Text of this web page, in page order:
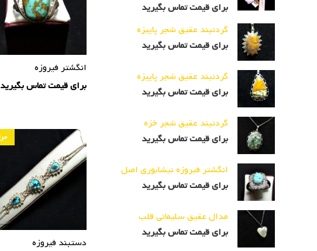
برای قیمت تماس بگیرید
گردنبند عقیق شجر پاییزه
برای قیمت تماس بگیرید
گردنبند عقیق شجر پاییزه
برای قیمت تماس بگیرید
گردنبند عقیق شجر خزه
برای قیمت تماس بگیرید
انگشتر فیروزه نیشابوری اصل
برای قیمت تماس بگیرید
مدال عقیق سلیمانی قلب
برای قیمت تماس بگیرید
انگشتر فیروزه
برای قیمت تماس بگیرید
دستبند فیروزه